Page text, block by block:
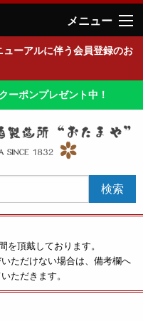
メニュー
ューアルに伴う会員登録のお
ーポンプレゼント中！
を頂戴しております。
ただけない場合は、備考欄へ
ただきます。